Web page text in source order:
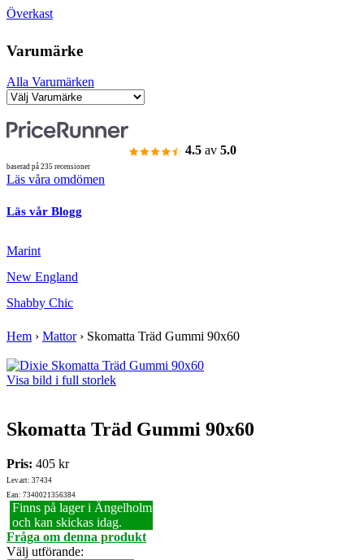
Överkast
Varumärke
Alla Varumärken
4.5 av 5.0
baserad på 235 recensioner
Läs våra omdömen
Läs vår Blogg
Marint
New England
Shabby Chic
Hem › Mattor› Skomatta Träd Gummi 90x60
Visa bild i full storlek
Skomatta Träd Gummi 90x60
Pris: 405 kr
Lev.art: 37434
Ean: 7340021356384
Finns på lager i Ängelholm
och kan skickas idag.
Fråga om denna produkt
Välj utförande: